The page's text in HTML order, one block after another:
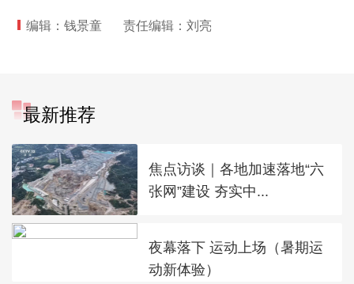
编辑：钱景童 责任编辑：刘亮
最新推荐
焦点访谈｜各地加速落地“六
张网”建设 夯实中...
夜幕落下 运动上场（暑期运
动新体验）